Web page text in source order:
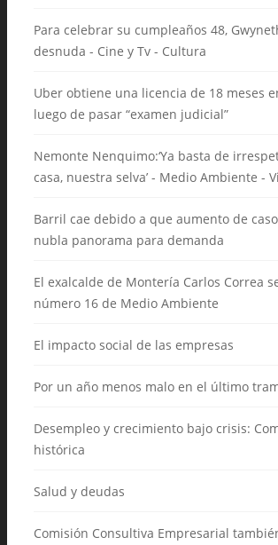
Para celebrar su cumpleaños 48,
desnuda - Cine y Tv - Cultura
Uber obtiene una licencia de 18 meses
luego de pasar “examen judicial”
Nemonte Nenquimo:‘Ya basta de
casa, nuestra selva’ - Medio Ambiente -
Barril cae debido a que aumento de
nubla panorama para demanda
El exalcalde de Montería Carlos Correa
número 16 de Medio Ambiente
El impacto social de las empresas
Por un año menos malo en el último
Desempleo y crecimiento bajo crisis:
histórica
Salud y deudas
Comisión Consultiva Empresarial